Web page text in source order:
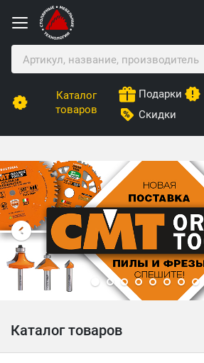
Каталог
товаров
Подарки
Скидки
Столярные Мебельные
Каталог товаров